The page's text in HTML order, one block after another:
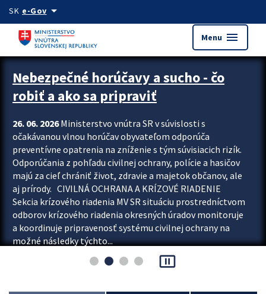
Preskocit na hlavný obsah
SK e-Govarrow_drop_down
Menu menu
Zastavit automatický posun upútavok
Nebezpečné horúčavy a sucho - čo
robiť a ako sa pripraviť
26. 06. 2026Ministerstvo vnútra SR v súvislosti s
očakávanou vlnou horúčav obyvateľom odporúča
preventívne opatrenia na zníženie s tým súvisiacich rizík.
Odporúčania z pohľadu civilnej ochrany, polície a hasičov
majú za cieľ chrániť život, zdravie a majetok občanov, ale
aj prírody. CIVILNÁ OCHRANA A KRÍZOVÉ RIADENIE
Sekcia krízového riadenia MV SR situáciu prostredníctvom
odborov krízového riadenia okresných úradov monitoruje
a koordinuje pripravenosť systému civilnej ochrany na
možné následky týchto...
pause_presentation